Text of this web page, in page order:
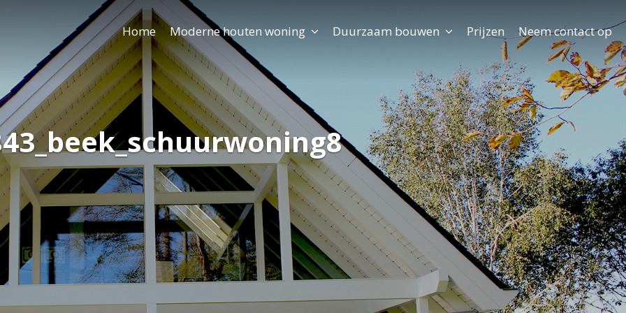
Home Moderne houten woning Duurzaam bouwen Prijzen Neem contact op